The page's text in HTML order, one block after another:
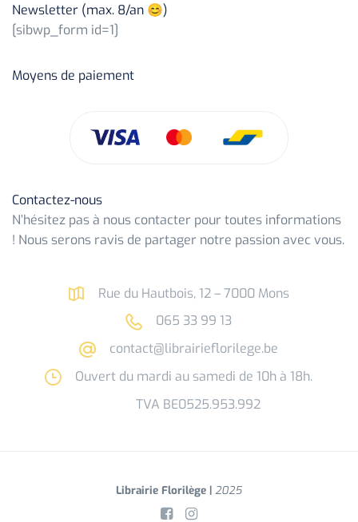
Newsletter (max. 8/an 😊)
[sibwp_form id=1]
Moyens de paiement
Contactez-nous
N’hésitez pas à nous contacter pour toutes informations
! Nous serons ravis de partager notre passion avec vous.
Rue du Hautbois, 12 – 7000 Mons
065 33 99 13
contact@librairieflorilege.be
Ouvert du mardi au samedi de 10h à 18h.
TVA BE0525.953.992
Librairie Florilège | 2025